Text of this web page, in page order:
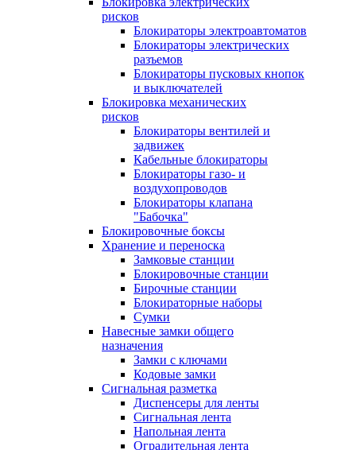
рисков
Блокираторы электроавтоматов
Блокираторы электрических
разъемов
Блокираторы пусковых кнопок
и выключателей
Блокировка механических
рисков
Блокираторы вентилей и
задвижек
Кабельные блокираторы
Блокираторы газо- и
воздухопроводов
Блокираторы клапана
"Бабочка"
Блокировочные боксы
Хранение и переноска
Замковые станции
Блокировочные станции
Бирочные станции
Блокираторные наборы
Сумки
Навесные замки общего
назначения
Замки с ключами
Кодовые замки
Сигнальная разметка
Диспенсеры для ленты
Сигнальная лента
Напольная лента
Оградительная лента